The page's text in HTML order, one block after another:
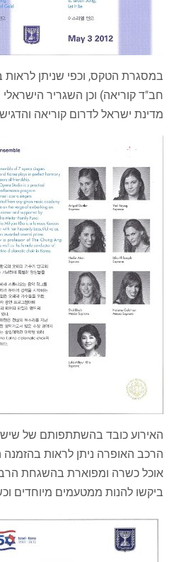
במסגרת הטקס, וכפי שניתן לראות
חב"ד קוריאה) וכן השגריר
מדינת ישראל לדרום קוריאה והדגיש כי 50 שנים חלפו, אולם ניתן וצריך לעשות עוד יותר כדי לחזק את הקשר בין
האירוע כובד בהשתתפותם של
הרכב האופרה ניתן לראות
אוכל כשרה ומפוארת בהשגחת הרב
ביקשו להנות ממטעמים מיוחדים